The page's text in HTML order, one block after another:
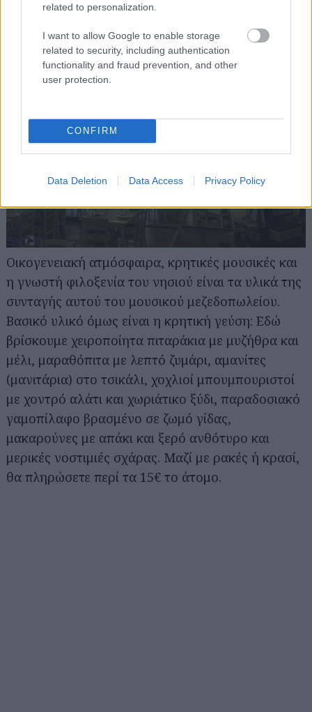
related to personalization.
I want to allow Google to enable storage
related to security, including authentication
functionality and fraud prevention, and other
user protection.
CONFIRM
Data Deletion Data Access Privacy Policy
Γ. Γεννηματά 105, Γλυφάδα, τηλ: 2109610118
Οικογενειακή ατμόσφαιρα, κρητικές μουσικές και
η γνωστή φιλοξενία του νησιού είναι τα υλικά της
συνταγής αυτού του μουσικού μεζεδοπωλείου.
Βασικό υλικό όμως είναι η κρητική γεύση: Εδώ
βρίσκουμε χειροποίητα πιταράκια με μυζήθρα και
μέλι, μαραθόπιτα με λεπτό ζυμάρι, αμανίτες
(μανιτάρια) στο τσικάλι, χοχλιοί μπουμπουριστοί
με χοντρό αλάτι και χωριάτικο ξύδι, παραδοσιακό
γαμοπίλαφο βρασμένο σε ζωμό γίδας,
μακαρούνες με απάκι και ξερό ανθότυρο και
μερικές νοστιμιές σχάρας. Μαζί με ρακές ή κρασί,
θα πληρώσετε περί τα 15€ το άτομο.